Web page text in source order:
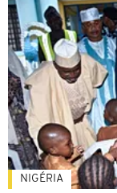
NIGÉRIA